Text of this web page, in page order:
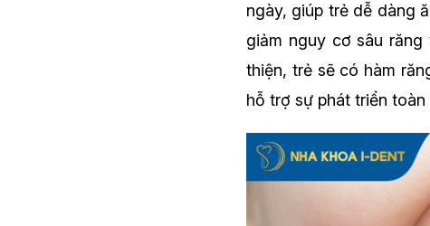
ngày, giúp trẻ dễ dàng
giảm nguy cơ sâu
thiện, trẻ sẽ có hàm
hỗ trợ sự phát triển